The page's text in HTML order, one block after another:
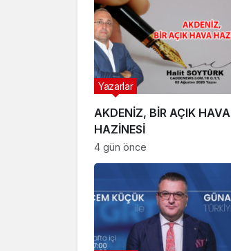
AKDENİZ, BİR AÇIK HAVA
HAZİNESİ
Yazarlar
4 gün önce